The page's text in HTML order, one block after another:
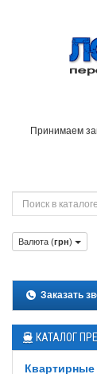
Принимаем
Валюта (грн)
Заказать
КАТАЛОГ